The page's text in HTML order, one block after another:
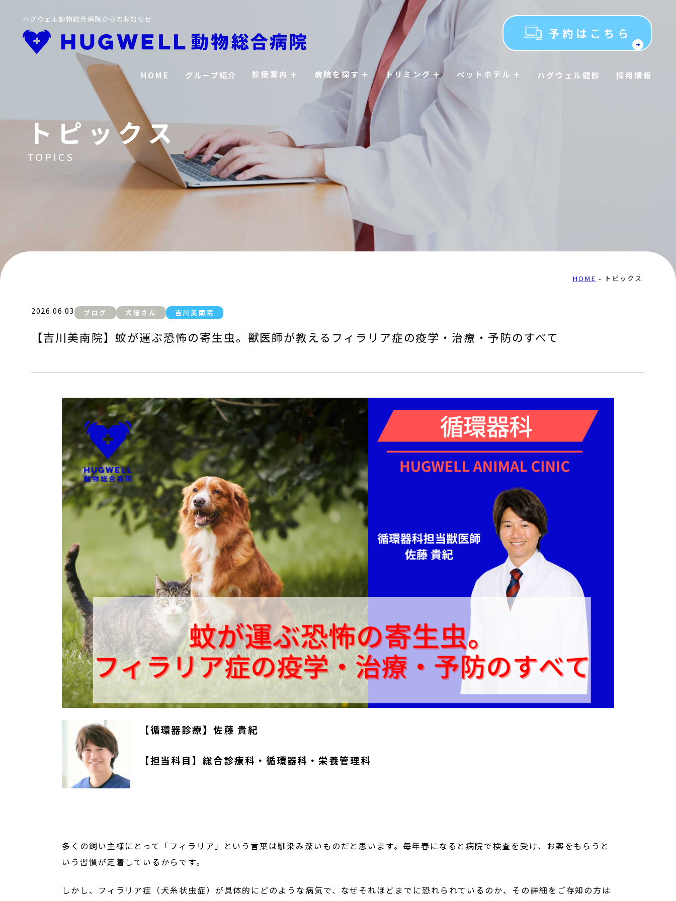
ハグウェル動物総合病院からのお知らせ
予約はこちら
HOME グループ紹介 診療案内 病院を探す トリミング ペットホテル ハグウェル健診 採用情報
トピックス
TOPICS
HOME トピックス
2026.06.03 ブログ 犬猫さん 吉川美南院
【吉川美南院】蚊が運ぶ恐怖の寄生虫。獣医師が教えるフィラリア症の疫学・治療・予防のすべて
【循環器診療】佐藤 貴紀
【担当科目】総合診療科・循環器科・栄養管理科
多くの飼い主様にとって「フィラリア」という言葉は馴染み深いものだと思います。毎年春になると病院で検査を受け、お薬をもらうと
いう習慣が定着しているからです。
しかし、フィラリア症（犬糸状虫症）が具体的にどのような病気で、なぜそれほどまでに恐れられているのか、その詳細をご存知の方は